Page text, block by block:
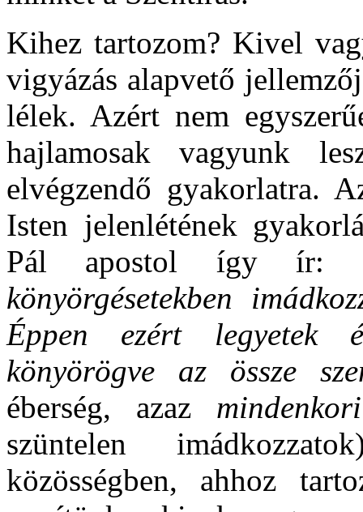
Kihez tartozom? Kivel
vigyázás alapvető
lélek. Azért nem
hajlamosak vagyunk
elvégzendő gyakorlatra.
Isten jelenlétének
Pál apostol így ír:
könyörgésetekben
Éppen ezért legyetek
könyörögve az össze
éberség, azaz
szüntelen
közösségben, ahhoz